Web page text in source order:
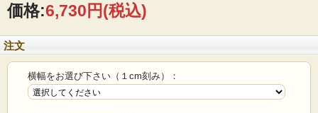
価格:6,730円(税込)
注文
横幅をお選び下さい（１cm刻み）：